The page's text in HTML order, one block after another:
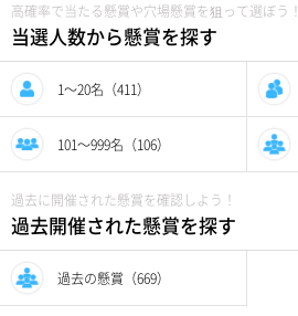
高確率で当たる懸賞や穴場懸賞を狙って選ぼう！
当選人数から懸賞を探す
1〜20名（411）
101〜999名（106）
過去に開催された懸賞を確認しよう！
過去開催された懸賞を探す
過去の懸賞（669）